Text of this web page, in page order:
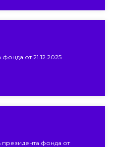
от 21.12.2025
президента фонда от